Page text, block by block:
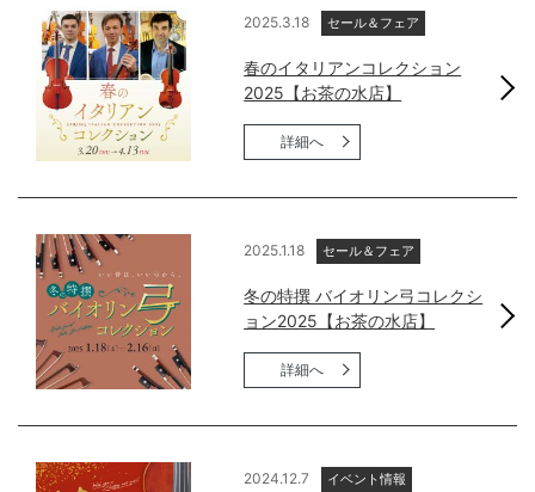
2025.3.18 セール＆フェア
春のイタリアンコレクション
2025【お茶の水店】
詳細へ
2025.1.18 セール＆フェア
冬の特撰 バイオリン弓コレクシ
ョン2025【お茶の水店】
詳細へ
2024.12.7 イベント情報